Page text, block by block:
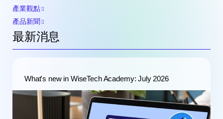
產業觀點
產品新聞
最新消息
What's new in WiseTech Academy: July 2026